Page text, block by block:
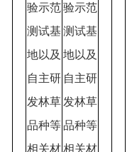
验示范
测试基
地以及
自主研
发林草
品种等
相关材
验示范
测试基
地以及
自主研
发林草
品种等
相关材